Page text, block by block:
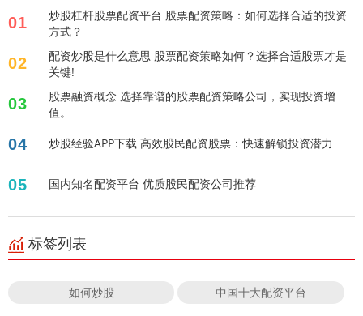
01
炒股杠杆股票配资平台 股票配资策略：如何选择合适的投资
方式？
02
配资炒股是什么意思 股票配资策略如何？选择合适股票才是
关键!
03
股票融资概念 选择靠谱的股票配资策略公司，实现投资增
值。
04 炒股经验APP下载 高效股民配资股票：快速解锁投资潜力
05 国内知名配资平台 优质股民配资公司推荐
标签列表
如何炒股 中国十大配资平台